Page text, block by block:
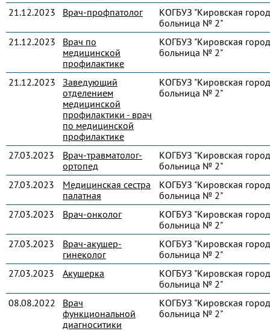
21.12.2023
Врач-профпатолог
КОГБУЗ "Кировская
больница № 2"
21.12.2023
Врач по
медицинской
профилактике
КОГБУЗ "Кировская
больница № 2"
21.12.2023
Заведующий
отделением
медицинской
профилактики - врач
по медицинской
профилактике
КОГБУЗ "Кировская
больница № 2"
27.03.2023
Врач-травматолог-
ортопед
КОГБУЗ "Кировская
больница № 2"
27.03.2023
Медицинская сестра
палатная
КОГБУЗ "Кировская
больница № 2"
27.03.2023
Врач-онколог
КОГБУЗ "Кировская
больница № 2"
27.03.2023
Врач-акушер-
гинеколог
КОГБУЗ "Кировская
больница № 2"
27.03.2023
Акушерка
КОГБУЗ "Кировская
больница № 2"
08.08.2022
Врач
функциональной
диагноситики
КОГБУЗ "Кировская
больница № 2"